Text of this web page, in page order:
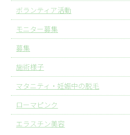
ボランティア活動
モニター募集
募集
施術様子
マタニティ・妊娠中の脱毛
ローマピンク
エラスチン美容